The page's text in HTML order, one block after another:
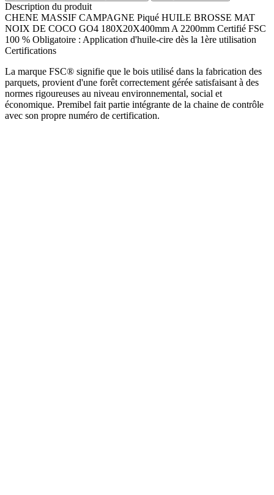
Description du produit
CHENE MASSIF CAMPAGNE Piqué HUILE BROSSE MAT
NOIX DE COCO GO4 180X20X400mm A 2200mm Certifié FSC
100 % Obligatoire : Application d'huile-cire dès la 1ère utilisation
Certifications
La marque FSC® signifie que le bois utilisé dans la fabrication des
parquets, provient d'une forêt correctement gérée satisfaisant à des
normes rigoureuses au niveau environnemental, social et
économique. Premibel fait partie intégrante de la chaine de contrôle
avec son propre numéro de certification.